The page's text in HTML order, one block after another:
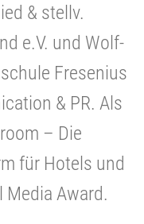
& stellv.
e.V. und Wolf-
Fresenius
& PR. Als
– Die
für Hotels und
Media Award.